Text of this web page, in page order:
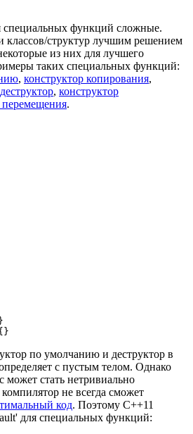
функций сложные.
классов/структур лучшим решением
из них для лучшего
таких специальных функций:
, конструктор копирования,
деструктор, конструктор
перемещения.
по умолчанию и деструктор в
с пустым телом. Однако
может стать нетривиально
не всегда сможет
код. Поэтому C++11
для специальных функций: